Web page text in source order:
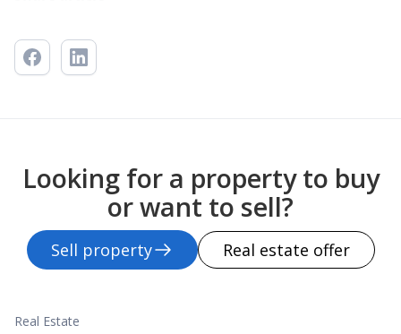
Looking for a property to buy
or want to sell?
Sell property Real estate offer
Real Estate